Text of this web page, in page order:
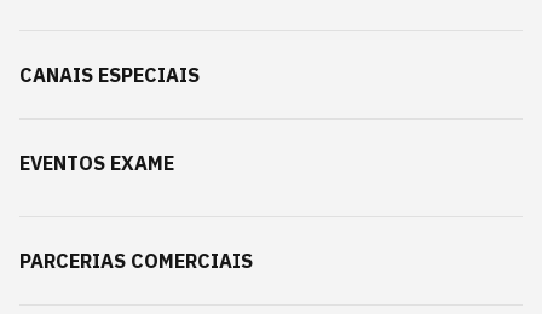
CANAIS ESPECIAIS
EVENTOS EXAME
PARCERIAS COMERCIAIS